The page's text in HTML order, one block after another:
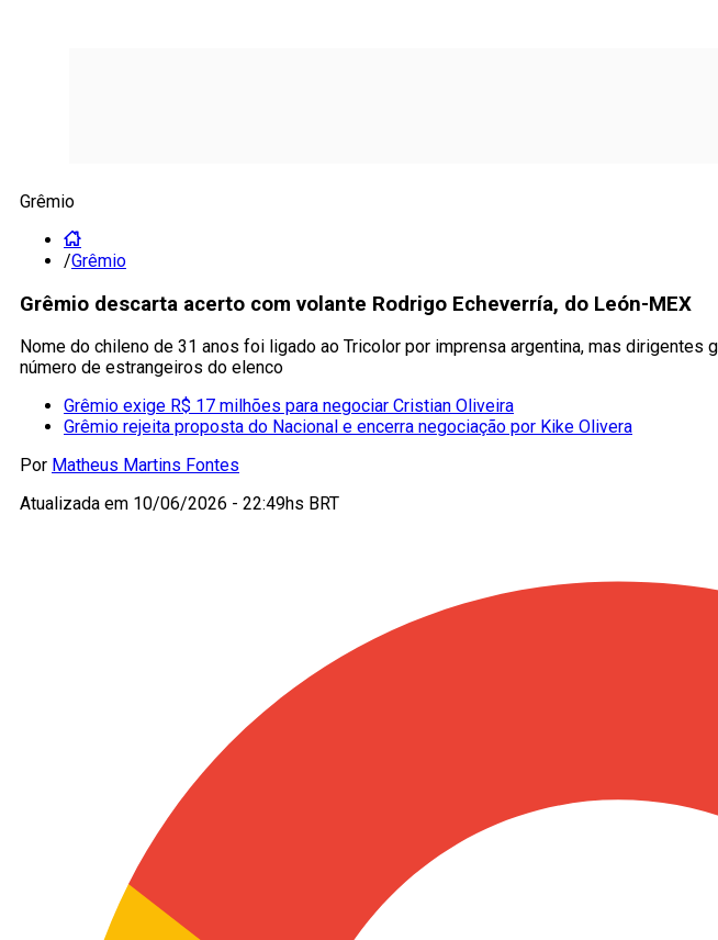
Grêmio
/Grêmio
Grêmio descarta acerto com volante Rodrigo Echeverría, do León-MEX
Nome do chileno de 31 anos foi ligado ao Tricolor por imprensa argentina, mas
número de estrangeiros do elenco
Grêmio exige R$ 17 milhões para negociar Cristian Oliveira
Grêmio rejeita proposta do Nacional e encerra negociação por Kike Olivera
Por Matheus Martins Fontes
Atualizada em 10/06/2026 - 22:49hs BRT